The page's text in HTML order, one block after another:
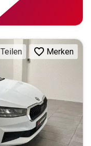
Teilen Merken